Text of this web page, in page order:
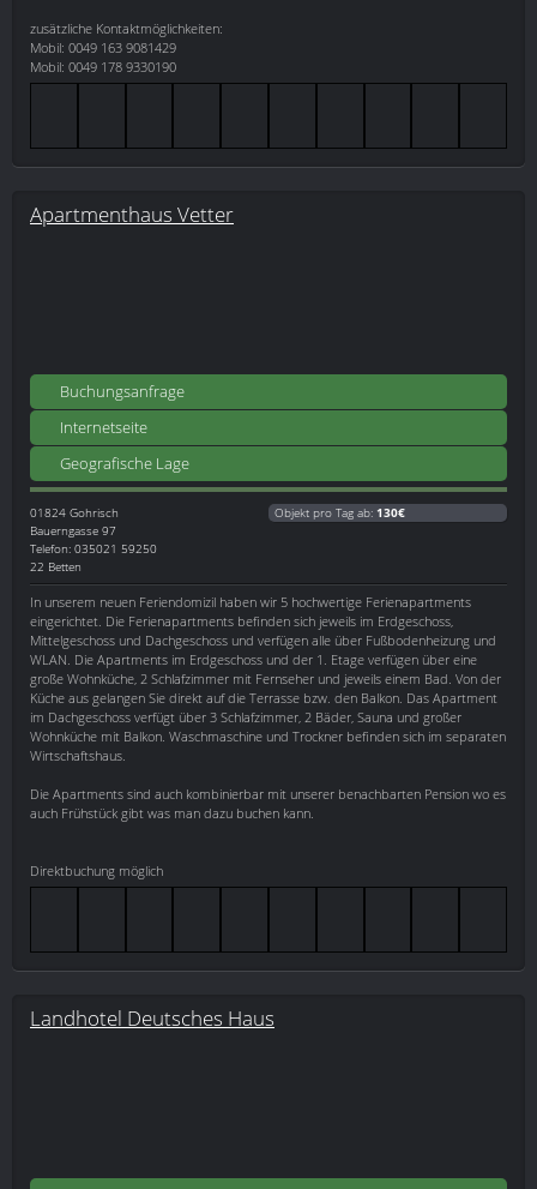
zusätzliche Kontaktmöglichkeiten:
Mobil: 0049 163 9081429
Mobil: 0049 178 9330190
Apartmenthaus Vetter
Buchungsanfrage
Internetseite
Geografische Lage
01824 Gohrisch
Bauerngasse 97
Telefon: 035021 59250
22 Betten
Objekt pro Tag ab: 130€
In unserem neuen Feriendomizil haben wir 5 hochwertige Ferienapartments
eingerichtet. Die Ferienapartments befinden sich jeweils im Erdgeschoss,
Mittelgeschoss und Dachgeschoss und verfügen alle über Fußbodenheizung und
WLAN. Die Apartments im Erdgeschoss und der 1. Etage verfügen über eine
große Wohnküche, 2 Schlafzimmer mit Fernseher und jeweils einem Bad. Von der
Küche aus gelangen Sie direkt auf die Terrasse bzw. den Balkon. Das Apartment
im Dachgeschoss verfügt über 3 Schlafzimmer, 2 Bäder, Sauna und großer
Wohnküche mit Balkon. Waschmaschine und Trockner befinden sich im separaten
Wirtschaftshaus.
Die Apartments sind auch kombinierbar mit unserer benachbarten Pension wo es
auch Frühstück gibt was man dazu buchen kann.
Direktbuchung möglich
Landhotel Deutsches Haus